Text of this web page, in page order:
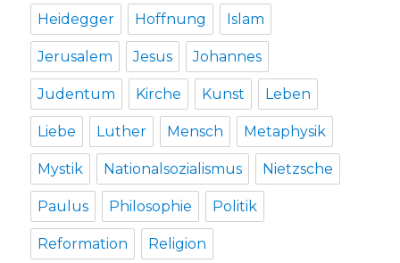
Heidegger Hoffnung Islam
Jerusalem Jesus Johannes
Judentum Kirche Kunst Leben
Liebe Luther Mensch Metaphysik
Mystik Nationalsozialismus Nietzsche
Paulus Philosophie Politik
Reformation Religion